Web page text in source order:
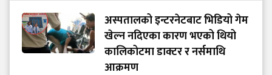
अस्पतालको इन्टरनेटबाट भिडियो गेम
खेल्न नदिएका कारण भएको थियो
कालिकोटमा डाक्टर र नर्समाथि
आक्रमण